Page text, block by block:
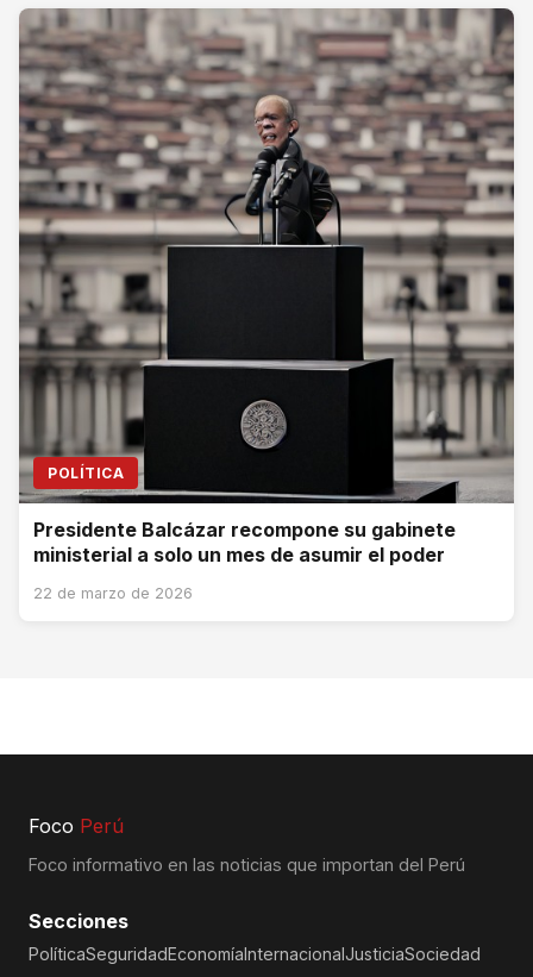
POLÍTICA
Presidente Balcázar recompone su gabinete
ministerial a solo un mes de asumir el poder
22 de marzo de 2026
Foco Perú
Foco informativo en las noticias que importan del Perú
Secciones
PolíticaSeguridadEconomíaInternacionalJusticiaSociedad